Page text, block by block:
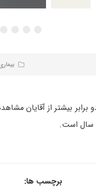
برابر بیش­تر از آقایان
برچسب ها: